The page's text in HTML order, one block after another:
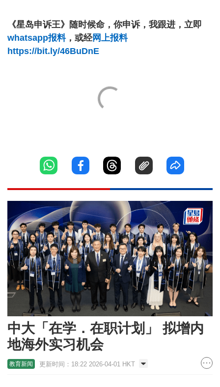
《星岛申诉王》随时候命，你申诉，我跟进，立即
whatsapp报料，或经网上报料
https://bit.ly/46BuDnE
中大「在学．在职计划」 拟增内
地海外实习机会
教育新闻 更新时间：18:22 2026-04-01 HKT